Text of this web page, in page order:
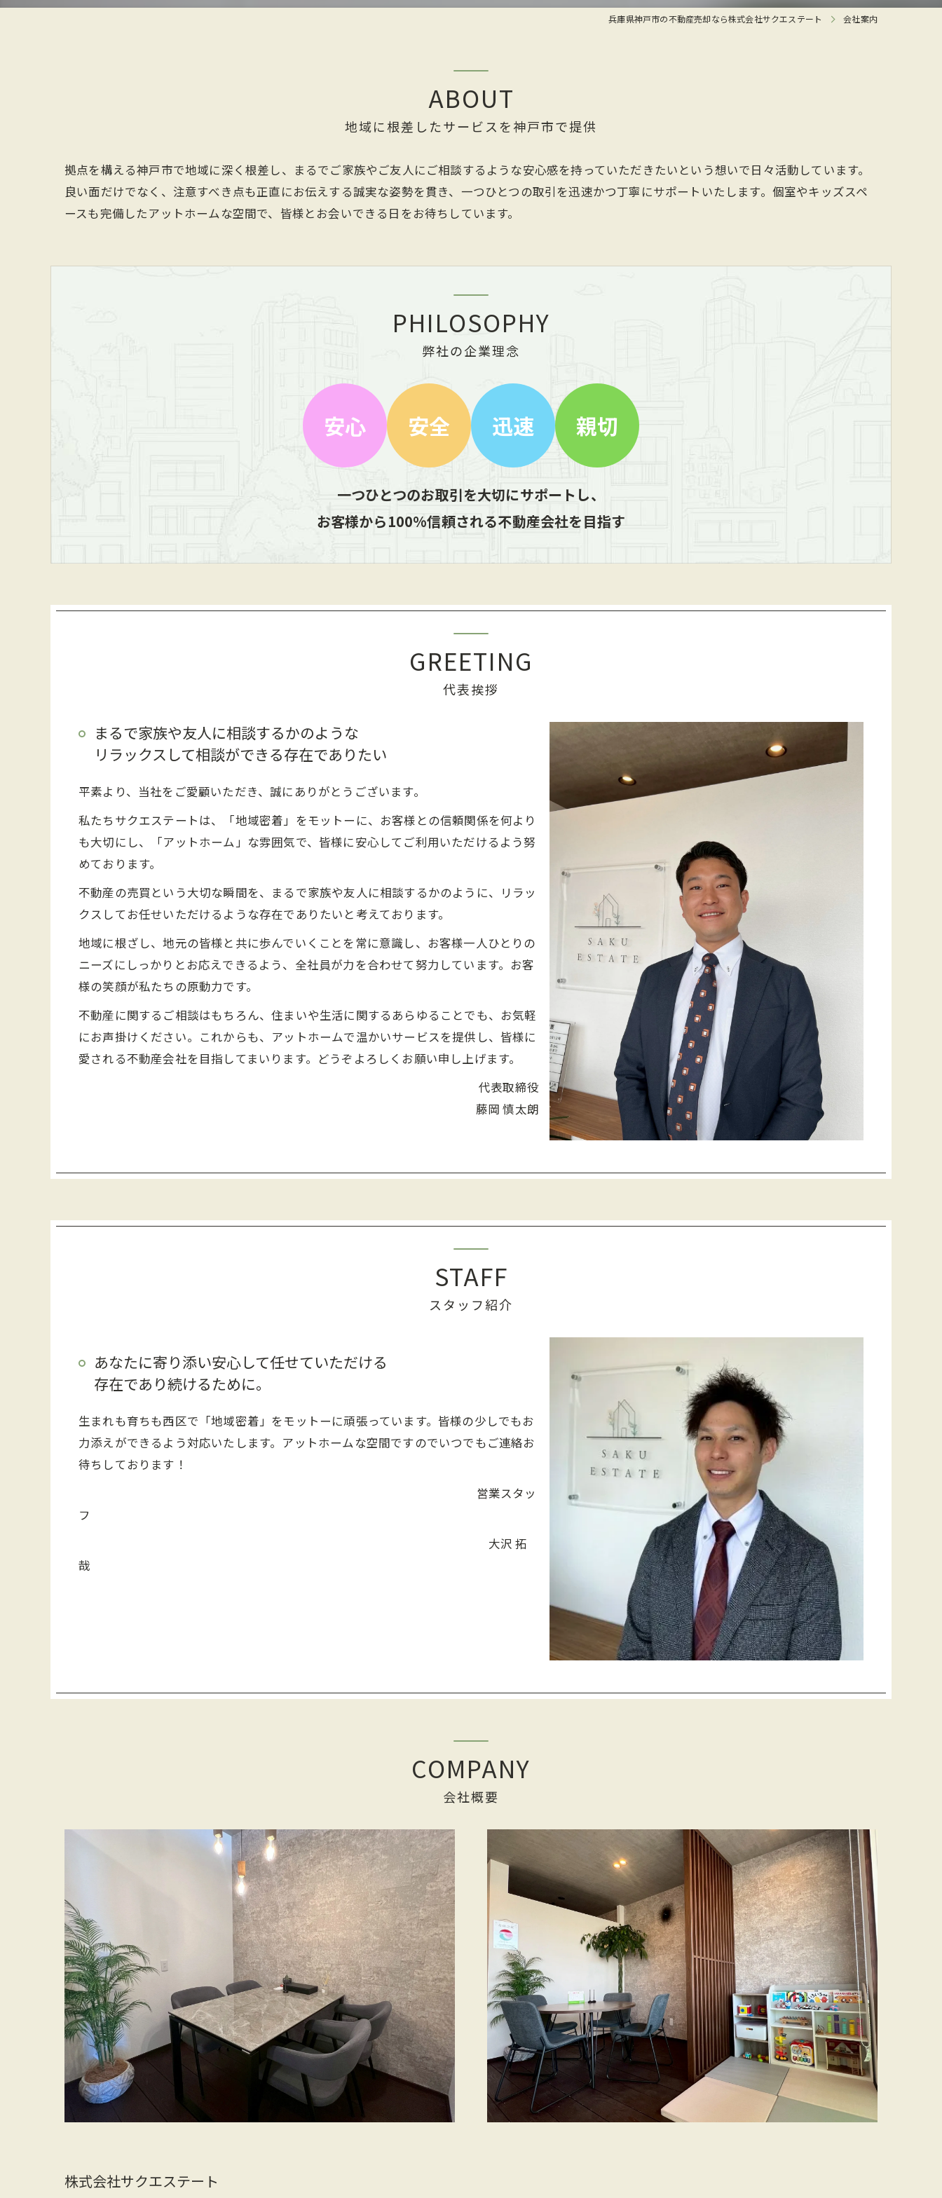
兵庫県神戸市の不動産売却なら株式会社サクエステート 会社案内
地域に根差したサービスを神戸市で提供
ABOUT
拠点を構える神戸市で地域に深く根差し、まるでご家族やご友人にご相談するような安心感を持っていただきたいという想いで日々活動しています。
良い面だけでなく、注意すべき点も正直にお伝えする誠実な姿勢を貫き、一つひとつの取引を迅速かつ丁寧にサポートいたします。個室やキッズスペ
ースも完備したアットホームな空間で、皆様とお会いできる日をお待ちしています。
弊社の企業理念
PHILOSOPHY
安心 安全 迅速 親切
一つひとつのお取引を大切にサポートし、
お客様から100%信頼される不動産会社を目指す
代表挨拶
GREETING
まるで家族や友人に相談するかのような
リラックスして相談ができる存在でありたい
平素より、当社をご愛顧いただき、誠にありがとうございます。
私たちサクエステートは、「地域密着」をモットーに、お客様との信頼関係を何より
も大切にし、「アットホーム」な雰囲気で、皆様に安心してご利用いただけるよう努
めております。
不動産の売買という大切な瞬間を、まるで家族や友人に相談するかのように、リラッ
クスしてお任せいただけるような存在でありたいと考えております。
地域に根ざし、地元の皆様と共に歩んでいくことを常に意識し、お客様一人ひとりの
ニーズにしっかりとお応えできるよう、全社員が力を合わせて努力しています。お客
様の笑顔が私たちの原動力です。
不動産に関するご相談はもちろん、住まいや生活に関するあらゆることでも、お気軽
にお声掛けください。これからも、アットホームで温かいサービスを提供し、皆様に
愛される不動産会社を目指してまいります。どうぞよろしくお願い申し上げます。
代表取締役
藤岡 慎太朗
スタッフ紹介
STAFF
あなたに寄り添い安心して任せていただける
存在であり続けるために。
生まれも育ちも西区で「地域密着」をモットーに頑張っています。皆様の少しでもお
力添えができるよう対応いたします。アットホームな空間ですのでいつでもご連絡お
待ちしております！
営業スタッ
フ
大沢 拓
哉
会社概要
COMPANY
株式会社サクエステート
お問い合わせはこちら